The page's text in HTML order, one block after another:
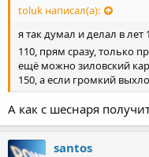
toluk написал(а):
я так думал и делал в
110, прям сразу, только
ещё можно зиловский
150, а если громкий
А как с шеснаря
santos